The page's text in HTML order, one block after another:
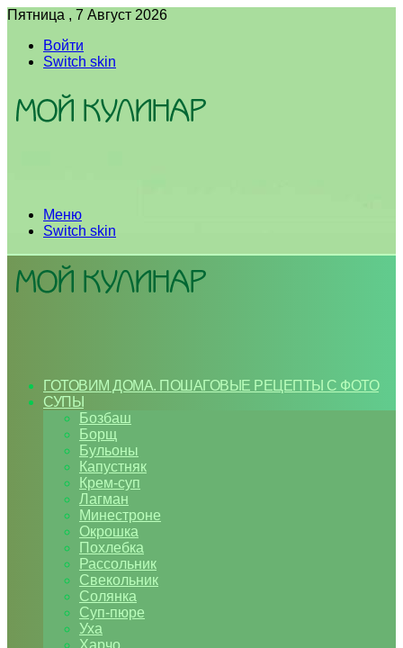
Пятница , 7 Август 2026
Войти
Switch skin
Меню
Switch skin
ГОТОВИМ ДОМА. ПОШАГОВЫЕ РЕЦЕПТЫ С ФОТО
СУПЫ
Бозбаш
Борщ
Бульоны
Капустняк
Крем-суп
Лагман
Минестроне
Окрошка
Похлебка
Рассольник
Свекольник
Солянка
Суп-пюре
Уха
Харчо